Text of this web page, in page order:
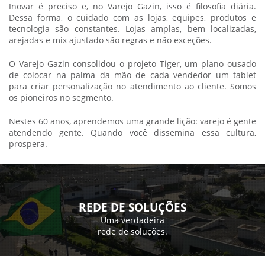
Inovar é preciso e, no Varejo Gazin, isso é filosofia diária.
Dessa forma, o cuidado com as lojas, equipes, produtos e
tecnologia são constantes. Lojas amplas, bem localizadas,
arejadas e mix ajustado são regras e não exceções.
O Varejo Gazin consolidou o projeto Tiger, um plano ousado
de colocar na palma da mão de cada vendedor um tablet
para criar personalização no atendimento ao cliente. Somos
os pioneiros no segmento.
Nestes 60 anos, aprendemos uma grande lição: varejo é gente
atendendo gente. Quando você dissemina essa cultura,
prospera.
REDE DE SOLUÇÕES
Uma verdadeira
rede de soluções.